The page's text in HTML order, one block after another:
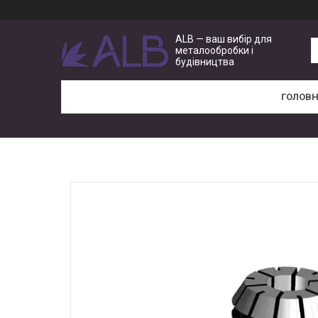
ALB — ваш вибір для
металообробки і
будівництва